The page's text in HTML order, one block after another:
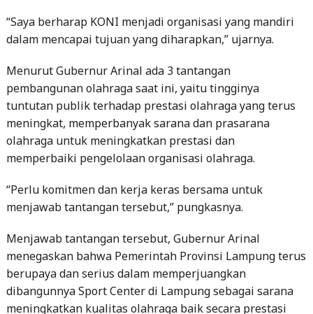
“Saya berharap KONI menjadi organisasi yang mandiri
dalam mencapai tujuan yang diharapkan,” ujarnya.
Menurut Gubernur Arinal ada 3 tantangan
pembangunan olahraga saat ini, yaitu tingginya
tuntutan publik terhadap prestasi olahraga yang terus
meningkat, memperbanyak sarana dan prasarana
olahraga untuk meningkatkan prestasi dan
memperbaiki pengelolaan organisasi olahraga.
“Perlu komitmen dan kerja keras bersama untuk
menjawab tantangan tersebut,” pungkasnya.
Menjawab tantangan tersebut, Gubernur Arinal
menegaskan bahwa Pemerintah Provinsi Lampung terus
berupaya dan serius dalam memperjuangkan
dibangunnya Sport Center di Lampung sebagai sarana
meningkatkan kualitas olahraga baik secara prestasi